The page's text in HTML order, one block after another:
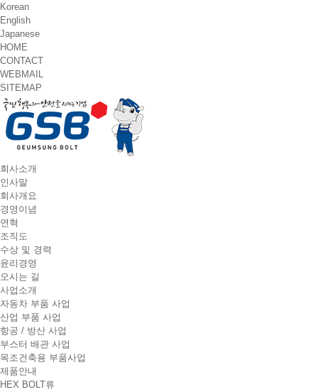
Korean
English
Japanese
HOME
CONTACT
WEBMAIL
SITEMAP
T
o
g
g
l
e
n
a
v
g
a
t
o
n
회사소개
인사말
회사개요
경영이념
연혁
조직도
수상 및 경력
윤리경영
오시는 길
사업소개
자동차 부품 사업
산업 부품 사업
항공 / 방산 사업
부스터 배관 사업
목조건축용 부품사업
제품안내
HEX BOLT류